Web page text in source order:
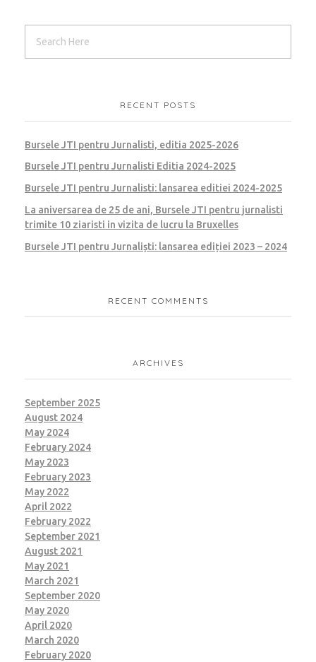
RECENT POSTS
Bursele JTI pentru Jurnalisti, editia 2025-2026
Bursele JTI pentru Jurnalisti Editia 2024-2025
Bursele JTI pentru Jurnalisti: lansarea editiei 2024-2025
La aniversarea de 25 de ani, Bursele JTI pentru jurnalisti
trimite 10 ziaristi in vizita de lucru la Bruxelles
Bursele JTI pentru Jurnaliști: lansarea ediției 2023 – 2024
RECENT COMMENTS
ARCHIVES
September 2025
August 2024
May 2024
February 2024
May 2023
February 2023
May 2022
April 2022
February 2022
September 2021
August 2021
May 2021
March 2021
September 2020
May 2020
April 2020
March 2020
February 2020